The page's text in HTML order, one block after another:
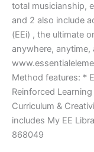
total musicianship,
and 2 also include
(EEi) , the ultimate
anywhere, anytime,
Method features: *
Reinforced
Curriculum &
includes My EE
868049